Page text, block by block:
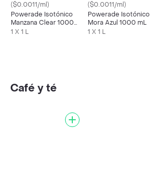
($0.0011/ml)
Powerade Isotónico
Manzana Clear 1000
mL
1 X 1 L
($0.0011/ml)
Powerade Isotónico
Mora Azul 1000 mL
1 X 1 L
Café y té